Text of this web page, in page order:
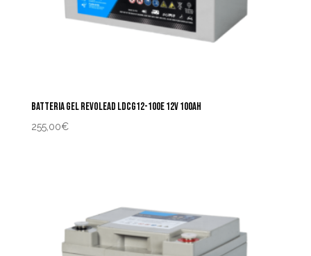
BATTERIA GEL REVOLEAD LDCG12-100E 12V 100AH
255,00€